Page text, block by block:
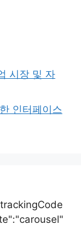
시장 및 자
인터페이스